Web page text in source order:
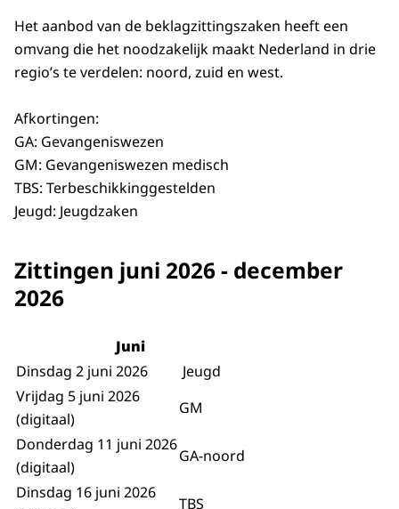
Het aanbod van de beklagzittingszaken heeft een
omvang die het noodzakelijk maakt Nederland in drie
regio’s te verdelen: noord, zuid en west.
Afkortingen:
GA: Gevangeniswezen
GM: Gevangeniswezen medisch
TBS: Terbeschikkinggestelden
Jeugd: Jeugdzaken
Zittingen juni 2026 - december
2026
Juni
Dinsdag 2 juni 2026
Jeugd
Vrijdag 5 juni 2026
(digitaal)
GM
Donderdag 11 juni 2026
(digitaal)
GA-noord
Dinsdag 16 juni 2026
TBS